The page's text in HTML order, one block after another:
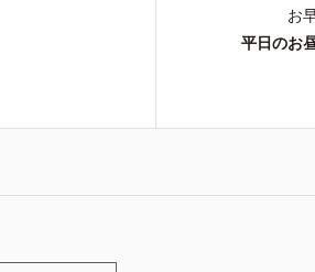
お
平日のお